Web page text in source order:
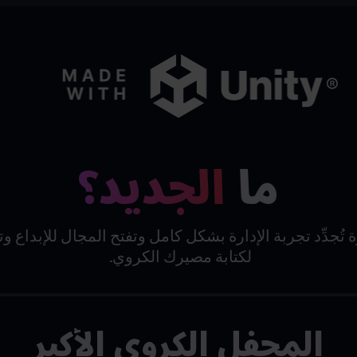
ماالجديد؟
تجربة الإدارة بشكل كامل وتفتح المجال للإبداع
لكتابة مصيرك الكروي.